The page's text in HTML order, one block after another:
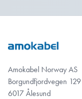
Amokabel Norway AS
Borgundfjordvegen 129
6017 Ålesund